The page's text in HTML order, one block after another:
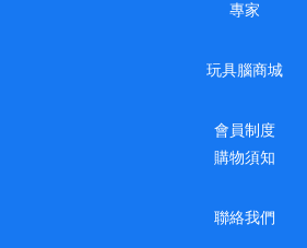
專家
玩具腦商城
會員制度
購物須知
聯絡我們